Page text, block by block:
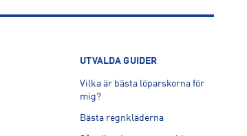
UTVALDA GUIDER
Vilka är bästa löparskorna för
mig?
Bästa regnkläderna